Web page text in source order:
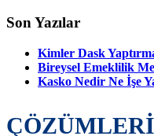
Son Yazılar
Kimler Dask
Bireysel Emeklilik
Kasko Nedir Ne İşe